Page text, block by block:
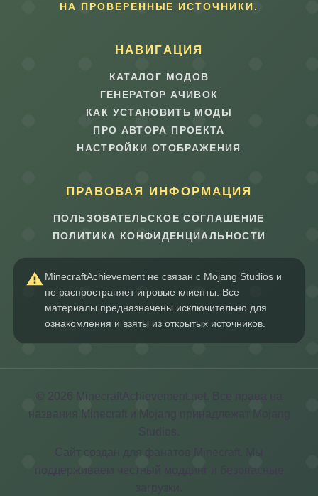
НА ПРОВЕРЕННЫЕ ИСТОЧНИКИ.
НАВИГАЦИЯ
КАТАЛОГ МОДОВ
ГЕНЕРАТОР АЧИВОК
КАК УСТАНОВИТЬ МОДЫ
ПРО АВТОРА ПРОЕКТА
НАСТРОЙКИ ОТОБРАЖЕНИЯ
ПРАВОВАЯ ИНФОРМАЦИЯ
ПОЛЬЗОВАТЕЛЬСКОЕ СОГЛАШЕНИЕ
ПОЛИТИКА КОНФИДЕНЦИАЛЬНОСТИ
MinecraftAchievement не связан с Mojang Studios и
не распространяет игровые клиенты. Все
материалы предназначены исключительно для
ознакомления и взяты из открытых источников.
© 2026 MinecraftAchievement.net. Все права на
названия Minecraft и Mojang принадлежат Mojang
Сайт создан для фанатов Minecraft. Мы
поддерживаем честный моддинг и безопасные